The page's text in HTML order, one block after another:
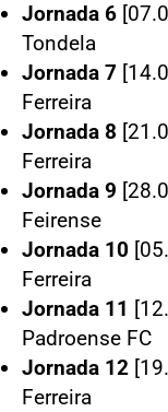
Jornada 6
Tondela
Jornada 7
Ferreira
Jornada 8
Ferreira
Jornada 9
Feirense
Jornada 10
Ferreira
Jornada 11
Padroense FC
Jornada 12
Ferreira